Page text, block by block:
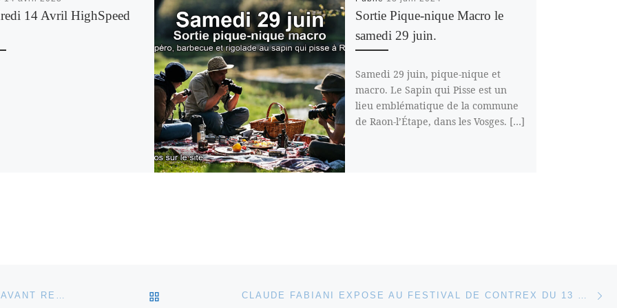
14 Avril HighSpeed
Sortie Pique-nique Macro le
samedi 29 juin.
Samedi 29 juin, pique-nique et
macro. Le Sapin qui Pisse est un
lieu emblématique de la commune
de Raon-l’Étape, dans les Vosges. […]
VENDREDI 6 SEPTEMBRE DERNIÈRE PERMANENCE AVANT RENTRÉE RETOUR À LA LISTE DES ARTICLES CLAUDE FABIANI EXPOSE AU FESTIVAL DE CONTREX DU 13 OU 15 SEPTEMBRE